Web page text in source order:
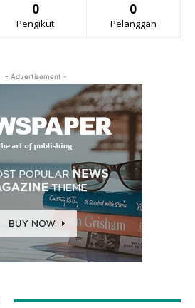
0
Pengikut
0
Pelanggan
- Advertisement -